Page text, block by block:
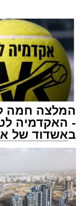
המלצה חמה
- האקדמיה
באשדוד של
קריאולנסקי -